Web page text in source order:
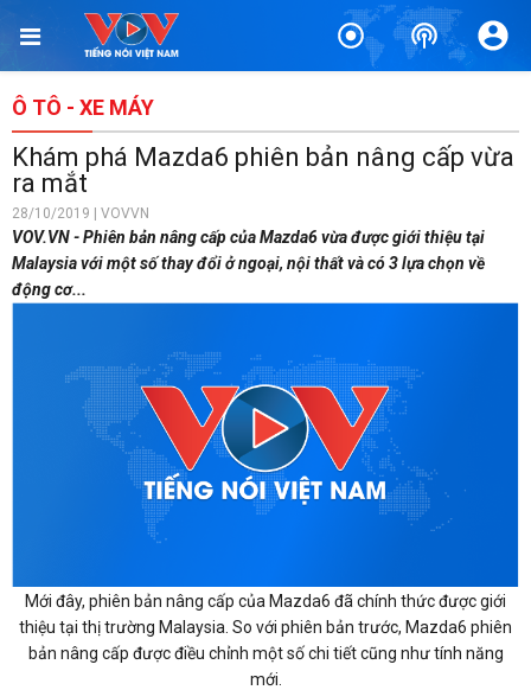
Ô TÔ - XE MÁY
Khám phá Mazda6 phiên bản nâng cấp vừa
ra mắt
28/10/2019 | VOVVN
VOV.VN - Phiên bản nâng cấp của Mazda6 vừa được giới thiệu tại
Malaysia với một số thay đổi ở ngoại, nội thất và có 3 lựa chọn về
động cơ...
Mới đây, phiên bản nâng cấp của Mazda6 đã chính thức được giới
thiệu tại thị trường Malaysia. So với phiên bản trước, Mazda6 phiên
bản nâng cấp được điều chỉnh một số chi tiết cũng như tính năng
mới.